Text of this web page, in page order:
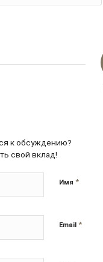
к обсуждению?
свой вклад!
Имя *
Email *